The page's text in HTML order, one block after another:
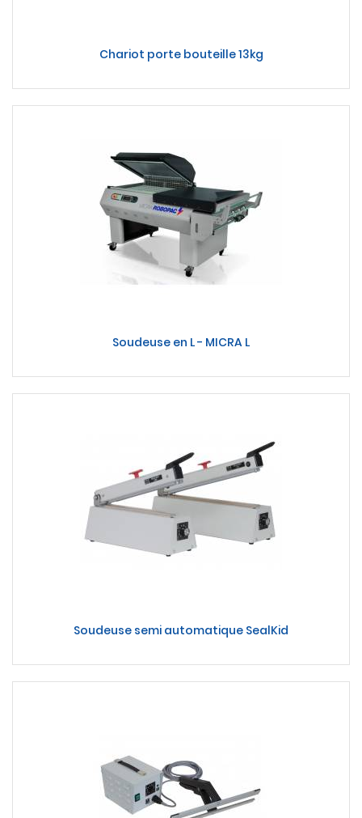
Chariot porte bouteille 13kg
Soudeuse en L - MICRA L
Soudeuse semi automatique SealKid